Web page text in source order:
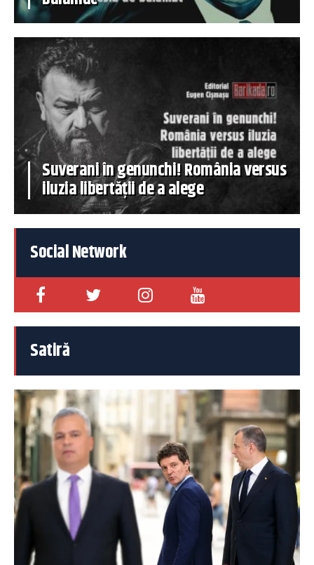
Suverani în genunchi! România versus
iluzia libertății de a alege
Social Network
Satiră